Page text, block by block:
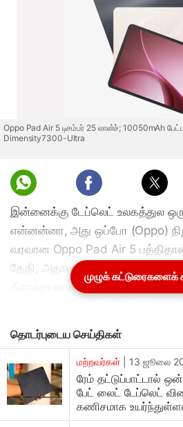
Oppo Pad Air 5 டிசம்பர் 25 லான்ச்; 10050mAh
Dimensity7300-Ultra
இன்னைக்கு டேப்லெட் உலகத்துல
என்னன்னா, அது ஒப்போ (Oppo)
வரவான Oppo Pad Air 5
தேதி, அதாவது கிறிஸ்துமஸ்
சீனாவுல லான்ச் பண்றதா ஒப்போ
வெளியாகி இருக்கு.
ஸ்மூத்தா இருக்கும்
இந்தOppo Pad Air 5
லான்ச் ஆன ஒன்பிளஸ் பேட் கோ 2
முழுக் கட்டுரைகளைக்
தொடர்புடைய செய்திகள்
மற்றவர்கள் 13 ஜூலை
ரேம் தட்டுப்பாட்டால்
பேட் லைட் டேப்லெட்
கணிசமாக